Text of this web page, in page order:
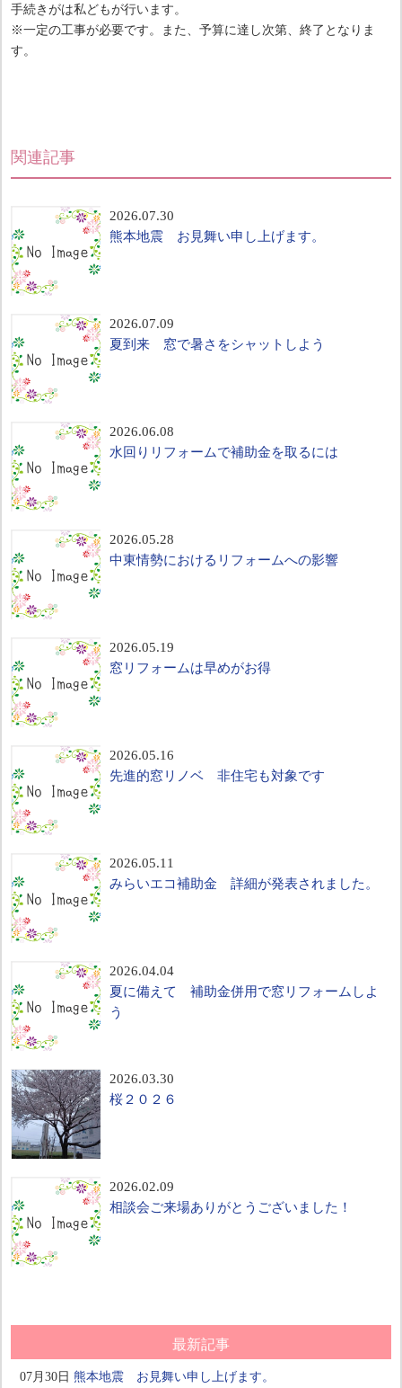
手続きがは私どもが行います。
※一定の工事が必要です。また、予算に達し次第、終了となりま
す。
関連記事
2026.07.30
熊本地震 お見舞い申し上げます。
2026.07.09
夏到来 窓で暑さをシャットしよう
2026.06.08
水回りリフォームで補助金を取るには
2026.05.28
中東情勢におけるリフォームへの影響
2026.05.19
窓リフォームは早めがお得
2026.05.16
先進的窓リノベ 非住宅も対象です
2026.05.11
みらいエコ補助金 詳細が発表されました。
2026.04.04
夏に備えて 補助金併用で窓リフォームしよ
う
2026.03.30
桜２０２６
2026.02.09
相談会ご来場ありがとうございました！
最新記事
07月30日 熊本地震 お見舞い申し上げます。